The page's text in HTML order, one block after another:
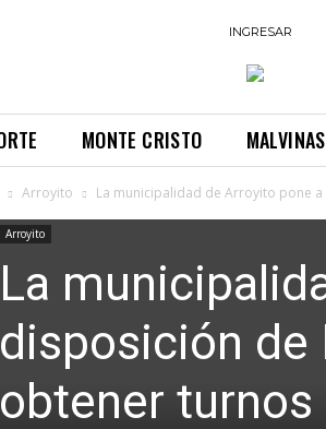
INGRESAR
MONTE CRISTO
Arroyito La municipalidad de Arroyito pone
Arroyito
La
disposición de
obtener turnos